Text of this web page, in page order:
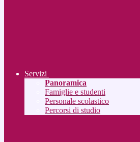
Servizi
Panoramica
Famiglie e studenti
Personale scolastico
Percorsi di studio